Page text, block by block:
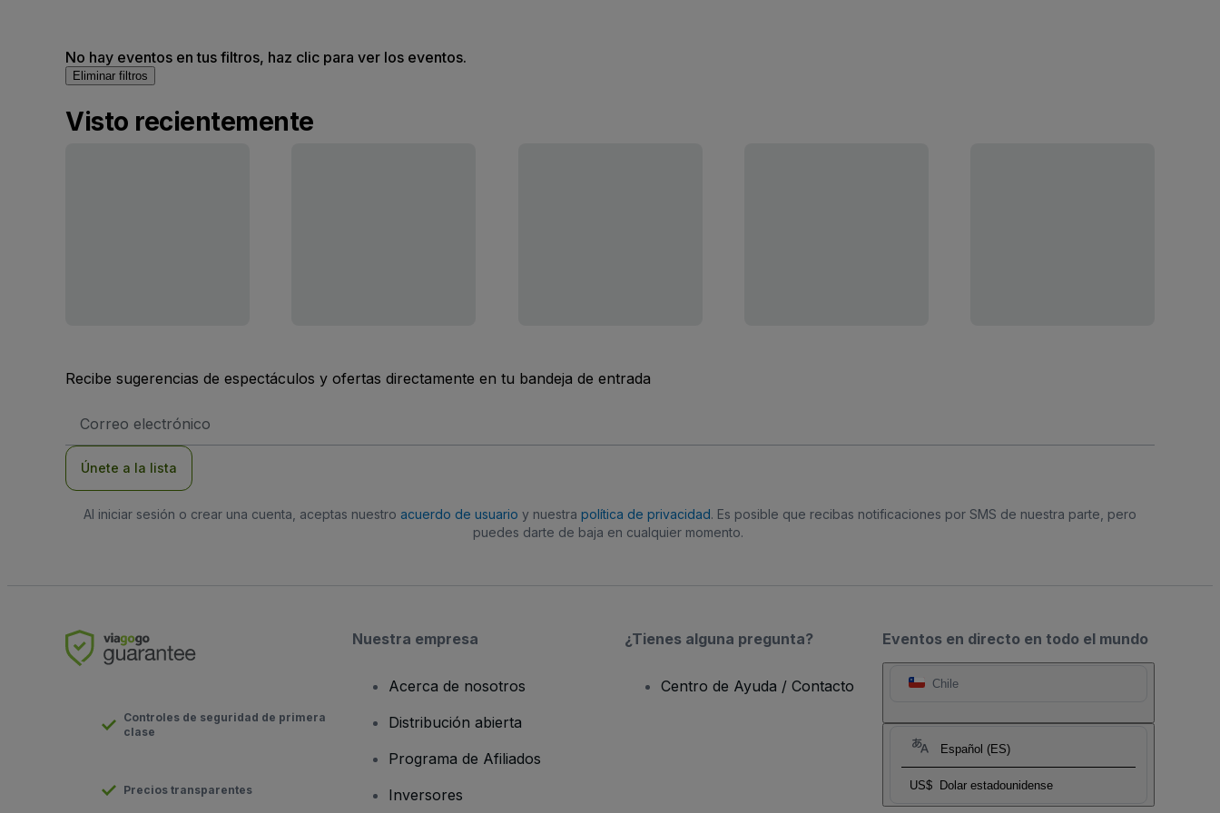
No hay eventos en tus filtros, haz clic para ver los eventos.
Eliminar filtros
Visto recientemente
Recibe sugerencias de espectáculos y ofertas directamente en tu bandeja de entrada
de
Únete a la lista
Al iniciar sesión o crear una cuenta, aceptas nuestro acuerdo de usuario y nuestra política de privacidad. Es posible que recibas notificaciones por SMS de nuestra parte, pero
puedes darte de baja en cualquier momento.
Eventos en directo en todo el mundo
Chile
Español (ES)
US$ Dolar estadounidense
Controles de seguridad de primera
clase
Precios transparentes
Nuestra empresa
Acerca de nosotros
Distribución abierta
Programa de Afiliados
Inversores
¿Tienes alguna pregunta?
Centro de Ayuda / Contacto